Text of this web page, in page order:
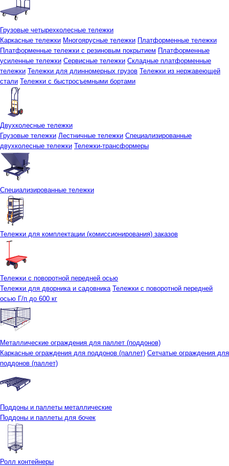
Грузовые четырехколесные тележки
Каркасные тележки Многоярусные тележки Платформенные тележки
Платформенные тележки с резиновым покрытием Платформенные
усиленные тележки Сервисные тележки Складные платформенные
тележки Тележки для длинномерных грузов Тележки из нержавеющей
стали Тележки с быстросъемными бортами
Двухколесные тележки
Грузовые тележки Лестничные тележки Специализированные
двухколесные тележки Тележки-трансформеры
Специализированные тележки
Тележки для комплектации (комиссионирования) заказов
Тележки с поворотной передней осью
Тележки для дворника и садовника Тележки с поворотной передней
осью Г/п до 600 кг
Металлические ограждения для паллет (поддонов)
Каркасные ограждения для поддонов (паллет) Сетчатые ограждения для
поддонов (паллет)
Поддоны и паллеты металлические
Поддоны и паллеты для бочек
Ролл контейнеры